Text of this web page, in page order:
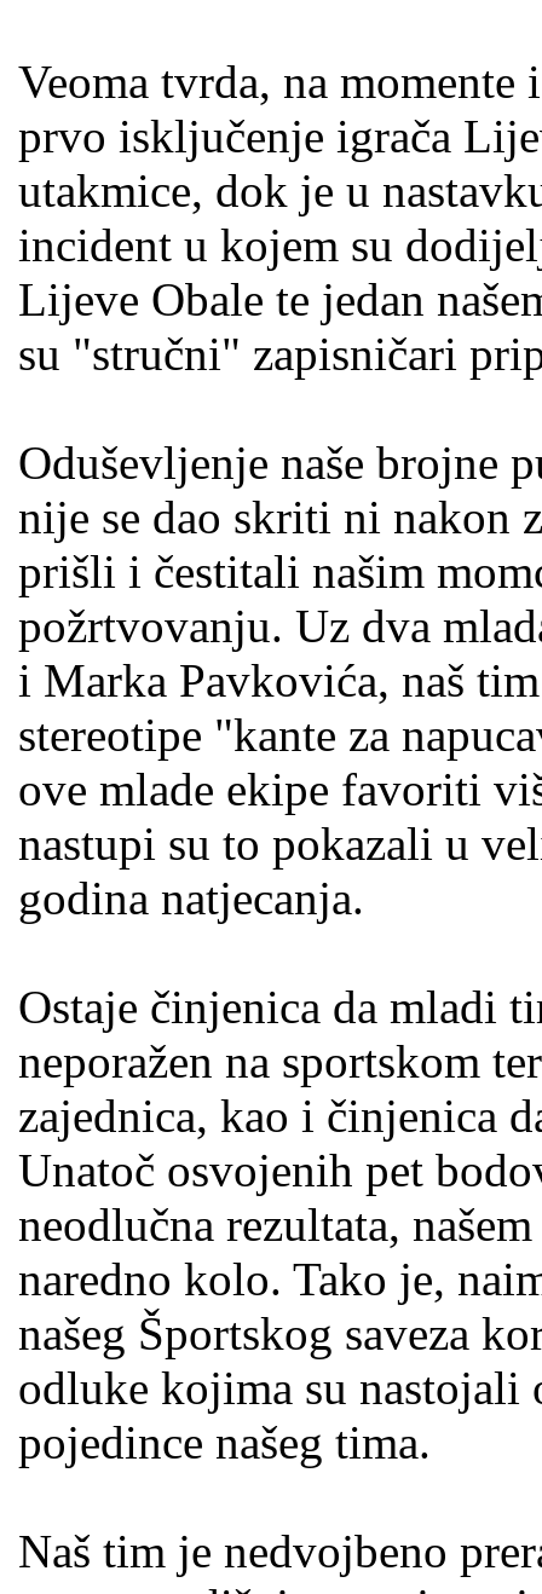
Veoma tvrda, na
prvo isključenje igrača
utakmice, dok je u
incident u kojem su
Lijeve Obale te jedan
su "stručni" zapisničari
Oduševljenje naše brojne
nije se dao skriti ni nakon
prišli i čestitali našim
požrtvovanju. Uz dva
i Marka Pavkovića, naš
stereotipe "kante za
ove mlade ekipe favoriti
nastupi su to pokazali u
godina natjecanja.
Ostaje činjenica da mladi
neporažen na sportskom
zajednica, kao i činjenica
Unatoč osvojenih pet
neodlučna rezultata,
naredno kolo. Tako je,
našeg Športskog saveza
odluke kojima su
pojedince našeg tima.
Naš tim je nedvojbeno